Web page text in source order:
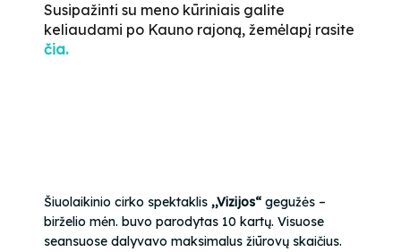
Susipažinti su meno kūriniais galite
keliaudami po Kauno rajoną, žemėlapį rasite
čia.
Šiuolaikinio cirko spektaklis ,,Vizijos“ gegužės –
birželio mėn. buvo parodytas 10 kartų. Visuose
seansuose dalyvavo maksimalus žiūrovų skaičius.